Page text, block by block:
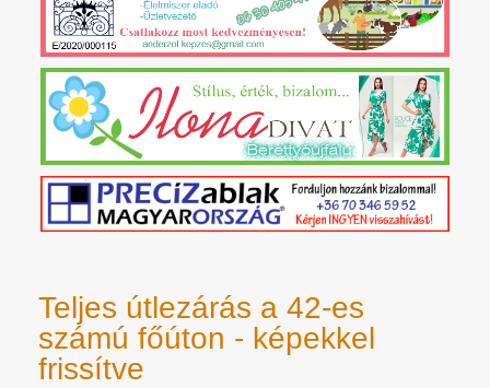
Teljes útlezárás a 42-es
számú főúton - képekkel
frissítve